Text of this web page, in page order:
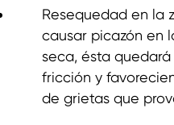
Resequedad en la
causar picazón en
seca, ésta
fricción y
de grietas que